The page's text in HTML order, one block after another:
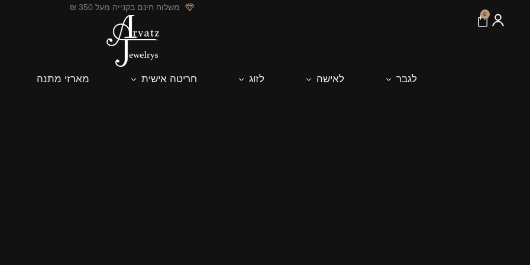
משלוח חינם בקנייה מעל 350 ₪
0
לגבר לאישה לזוג חריטה אישית מארזי מתנה